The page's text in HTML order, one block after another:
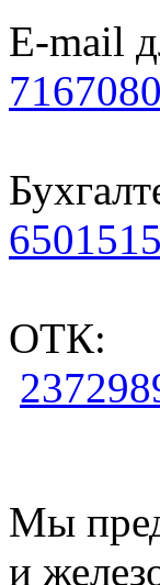
E-mail
ОТК:
Мы
и